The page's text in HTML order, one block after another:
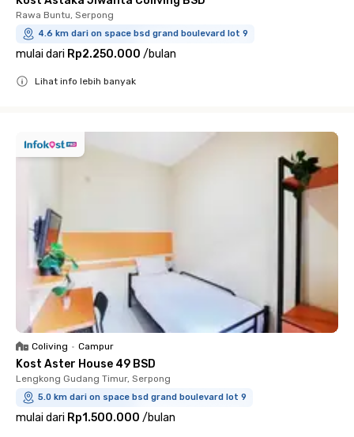
Rawa Buntu, Serpong
4.6 km dari on space bsd grand boulevard lot 9
mulai dari Rp2.250.000 /bulan
Lihat info lebih banyak
Coliving • Campur
Kost Aster House 49 BSD
Lengkong Gudang Timur, Serpong
5.0 km dari on space bsd grand boulevard lot 9
mulai dari Rp1.500.000 /bulan